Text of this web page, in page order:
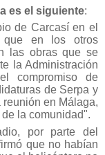
es el siguiente:
de Carcasí en el
que en los otros
las obras que se
la Administración
compromiso de
de Serpa y
en Málaga,
la comunidad".
por parte del
que no habían